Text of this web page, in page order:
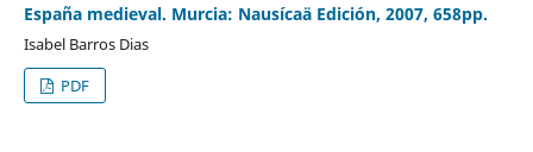
España medieval. Murcia: Nausícaä Edición, 2007, 658pp.
Isabel Barros Dias
PDF